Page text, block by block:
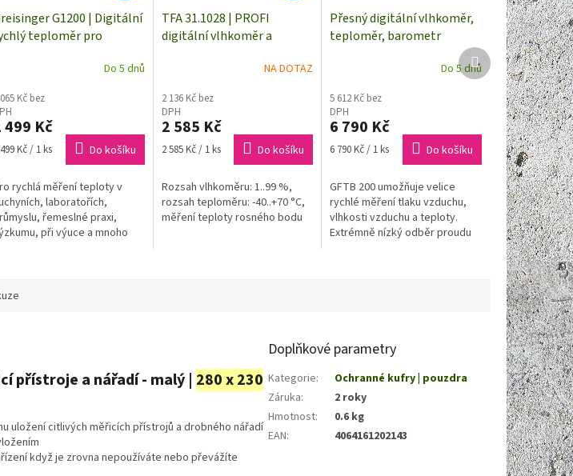
G1200 | Digitální
teploměr pro
pro výměnné snímačeDo 5 dnů
Kč bez
499 Kč
Kč / 1 ks Do košíku
rychlá měření teploty v
laboratořích,
řemeslné praxi,
při výuce a mnoho
TFA 31.1028 | PROFI
digitální vlhkoměr a
NA DOTAZ
2 136 Kč bez
DPH
2 585 Kč
Měrná
2 585 Kč / 1 ks Do košíku
Rozsah vlhkoměru: 1..99 %,
rozsah teploměru: -40..+70 °C,
měření teploty rosného bodu
Přesný digitální vlhkoměr,
teploměr, barometr
Do 5 dnů
5 612 Kč bez
DPH
6 790 Kč
Měrná
6 790 Kč / 1 ks Do košíku
GFTB 200 umožňuje velice
rychlé měření tlaku vzduchu,
vlhkosti vzduchu a teploty.
Extrémně nízký odběr proudu
Další
produkt
přístroje a nářadí - malý | 280 x 230
uložení citlivých měřicích přístrojů a drobného nářadí
když je zrovna nepoužíváte nebo převážíte
Doplňkové parametry
Kategorie:
Ochranné kufry | pouzdra
Záruka:
2 roky
Hmotnost:
0.6 kg
EAN: 4064161202143